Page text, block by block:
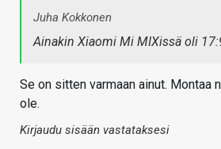
Juha Kokkonen
Ainakin Xiaomi Mi MIXissä oli
Se on sitten varmaan ainut. Montaa
ole.
Kirjaudu sisään vastataksesi